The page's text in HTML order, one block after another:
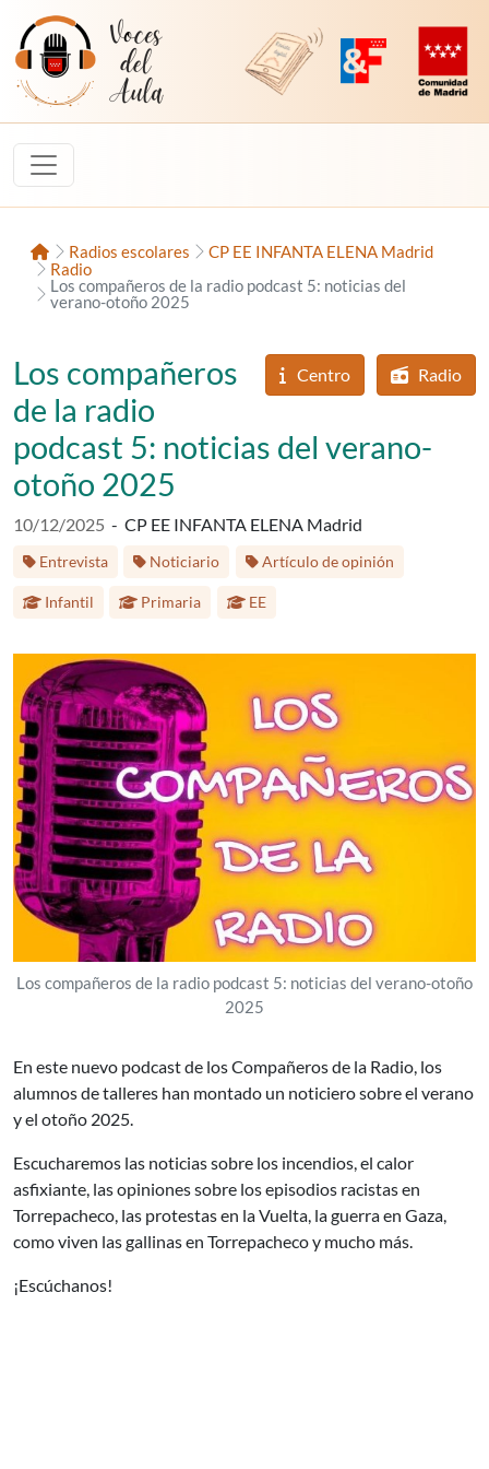
Saltar al contenido
Voces del Aula
Revista Digital de EducaMadrid
Plataforma de
InicioRadios escolares
CP EE INFANTA ELENA Madrid
Radio
Los compañeros de la radio podcast 5: noticias del
verano-otoño 2025
Centro Radio
Los compañeros
de la radio
podcast 5: noticias del verano-
otoño 2025
Fecha de publicación:
10/12/2025 - CP EE INFANTA ELENA Madrid
Etiquetas:
Entrevista Noticiario Artículo de opinión
Infantil Primaria EE
Los compañeros de la radio podcast 5: noticias del verano-otoño
2025
En este nuevo podcast de los Compañeros de la Radio, los
alumnos de talleres han montado un noticiero sobre el verano
y el otoño 2025.
Escucharemos las noticias sobre los incendios, el calor
asfixiante, las opiniones sobre los episodios racistas en
Torrepacheco, las protestas en la Vuelta, la guerra en Gaza,
como viven las gallinas en Torrepacheco y mucho más.
¡Escúchanos!